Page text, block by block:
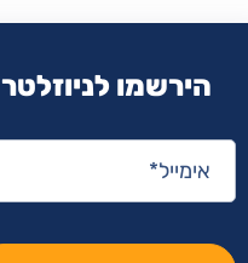
הירשמו לניוזלטר
אימייל